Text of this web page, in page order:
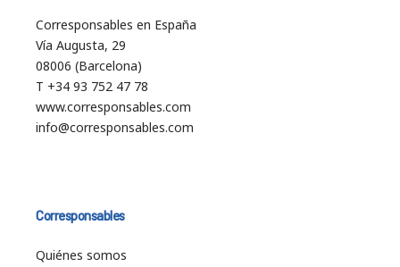
Corresponsables en España
Vía Augusta, 29
08006 (Barcelona)
T +34 93 752 47 78
www.corresponsables.com
info@corresponsables.com
Corresponsables
Quiénes somos